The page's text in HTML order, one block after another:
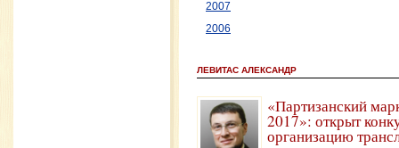
2007
2006
ЛЕВИТАС АЛЕКСАНДР
«Партизанский
2017»: открыт
организацию